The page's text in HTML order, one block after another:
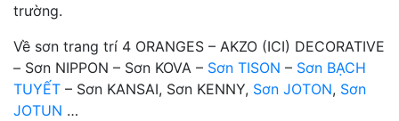
trường.
Về sơn trang trí 4 ORANGES – AKZO (ICI) DECORATIVE
– Sơn NIPPON – Sơn KOVA – Sơn TISON – Sơn BẠCH
TUYẾT – Sơn KANSAI, Sơn KENNY, Sơn JOTON, Sơn
JOTUN …